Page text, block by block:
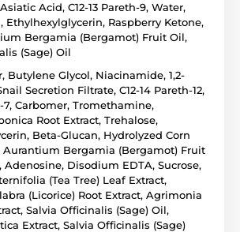
Acid, C12-13 Pareth-9, Water,
Ethylhexylglycerin, Raspberry Ketone,
Bergamia (Bergamot) Fruit Oil,
(Sage) Oil
Butylene Glycol, Niacinamide, 1,2-
Secretion Filtrate, C12-14 Pareth-12,
7, Carbomer, Tromethamine,
Root Extract, Trehalose,
Beta-Glucan, Hydrolyzed Corn
Aurantium Bergamia (Bergamot) Fruit
Disodium EDTA, Sucrose,
(Tea Tree) Leaf Extract,
(Licorice) Root Extract, Agrimonia
Salvia Officinalis (Sage) Oil,
Extract, Salvia Officinalis (Sage)